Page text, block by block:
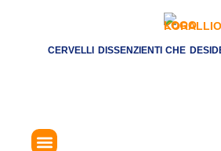
CERVELLI DISSENZIENTI CHE